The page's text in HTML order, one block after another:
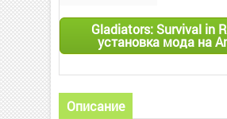
Gladiators: Survival in
установка мода на
Описание